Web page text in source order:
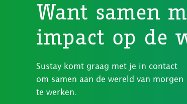
Want samen
impact op de
Sustay komt graag met je in contact
om samen aan de wereld van morgen
te werken.